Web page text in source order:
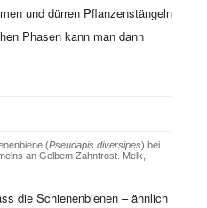
und dürren Pflanzenstängeln
Phasen kann man dann
(Pseudapis diversipes) bei
an Gelbem Zahntrost. Melk,
die Schienenbienen – ähnlich